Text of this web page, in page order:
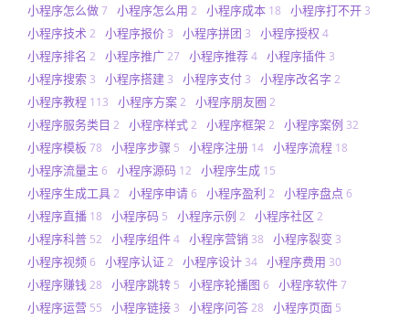
小程序怎么做7 小程序怎么用 2 小程序成本 18 小程序打不开 3
小程序技术 2 小程序报价 3 小程序拼团 3 小程序授权 4
小程序排名 2 小程序推广27 小程序推荐4 小程序插件 3
小程序搜索 3 小程序搭建 3 小程序支付 3 小程序改名字 2
小程序教程 113 小程序方案2 小程序朋友圈 2
小程序服务类目 2 小程序样式2 小程序框架 2 小程序案例 32
小程序模板 78 小程序步骤 5 小程序注册 14 小程序流程 18
小程序流量主 6 小程序源码 12 小程序生成 15
小程序生成工具2 小程序申请6 小程序盈利 2 小程序盘点 6
小程序直播 18 小程序码 5 小程序示例 2 小程序社区 2
小程序科普 52 小程序组件4 小程序营销 38 小程序裂变 3
小程序视频6 小程序认证2 小程序设计 34 小程序费用 30
小程序赚钱28 小程序跳转 5 小程序轮播图 6 小程序软件7
小程序运营 55 小程序链接 3 小程序问答28 小程序页面 5